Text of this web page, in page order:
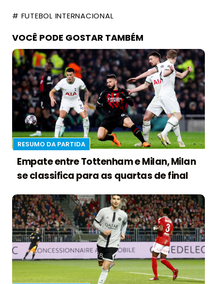
# FUTEBOL INTERNACIONAL
VOCÊ PODE GOSTAR TAMBÉM
RESUMO DA PARTIDA
Empate entre Tottenham e Milan, Milan
se classifica para as quartas de final